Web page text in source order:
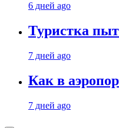
6 дней ago
Туристка
7 дней ago
Как в
7 дней ago